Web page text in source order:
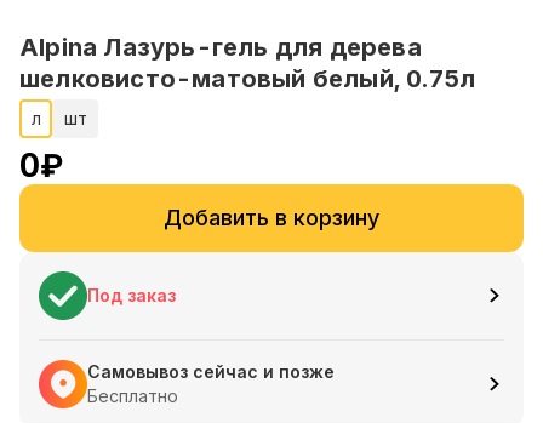
Alpina Лазурь-гель для дерева
шелковисто-матовый белый, 0.75л
л шт
0₽
Добавить в корзину
Под заказ
Самовывоз сейчас и позже
Бесплатно